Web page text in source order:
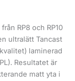
RP8 och RP10
ultralätt Tancast
laminerad
Resultatet är
matt yta i